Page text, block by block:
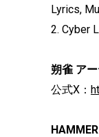
Lyrics,
2. Cyber
朔雀 ア
公式X：